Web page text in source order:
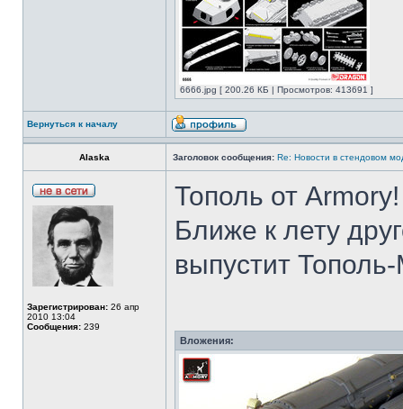
6666.jpg [ 200.26 КБ | Просмотров: 413691 ]
Вернуться к началу
Alaska Заголовок сообщения: Re: Новости в стендовом
Зарегистрирован: 26 апр
2010 13:04
Сообщения: 239
Тополь от Armory!
Ближе к лету
выпустит
Вложения: